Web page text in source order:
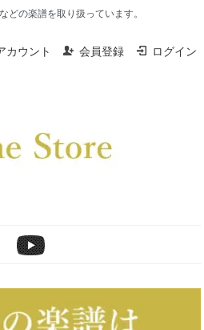
の楽譜を取り扱っています。
カウント 会員登録 ログイン